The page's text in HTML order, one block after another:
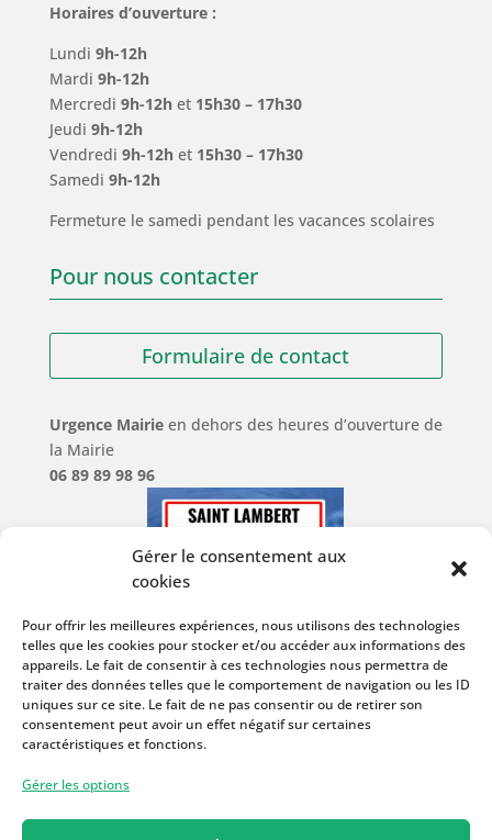
Gérer le consentement aux
cookies
Pour offrir les meilleures expériences, nous utilisons des technologies
telles que les cookies pour stocker et/ou accéder aux informations des
appareils. Le fait de consentir à ces technologies nous permettra de
traiter des données telles que le comportement de navigation ou les ID
uniques sur ce site. Le fait de ne pas consentir ou de retirer son
consentement peut avoir un effet négatif sur certaines
caractéristiques et fonctions.
Gérer les options
Horaires d’ouverture :
Lundi 9h-12h
Mardi 9h-12h
Mercredi 9h-12h et 15h30 – 17h30
Jeudi 9h-12h
Vendredi 9h-12h et 15h30 – 17h30
Samedi 9h-12h
Fermeture le samedi pendant les vacances scolaires
Pour nous contacter
Formulaire de contact
Urgence Mairie en dehors des heures d’ouverture de
la Mairie
06 89 89 98 96